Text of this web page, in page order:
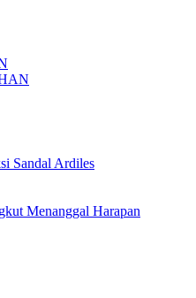
Sandal Ardiles
Menanggal Harapan